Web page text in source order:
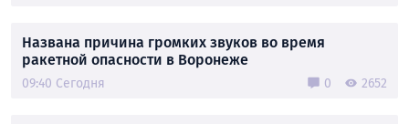
Названа причина громких звуков во время
ракетной опасности в Воронеже
09:40 Сегодня 0 2652